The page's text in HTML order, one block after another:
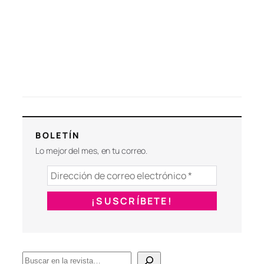
BOLETÍN
Lo mejor del mes, en tu correo.
B